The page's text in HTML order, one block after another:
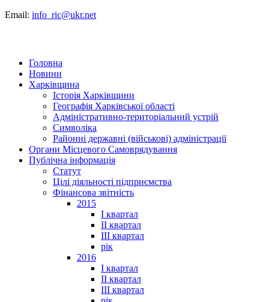
Email: info_ric@ukr.net
Головна
Новини
Харківщина
Історія Харківщини
Географія Харківської області
Адміністративно-територіальний устрій
Символіка
Районні державні (військові) адміністрації
Органи Місцевого Самоврядування
Публічна інформація
Статут
Цілі діяльності підприємства
Фінансова звітність
2015
I квартал
II квартал
III квартал
рік
2016
I квартал
II квартал
III квартал